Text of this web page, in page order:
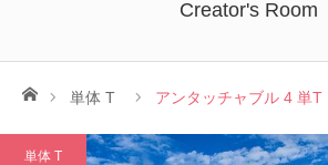
Creator's Room
ホーム単体 T アンタッチャブル 4 単T
単体 T